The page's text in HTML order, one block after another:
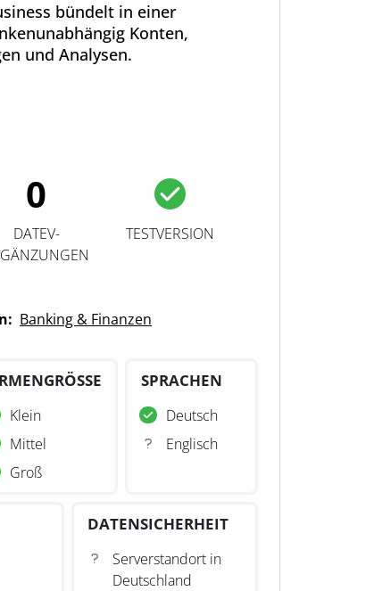
bündelt in einer
Konten,
und Analysen.
0
DATEV-
TESTVERSION
Banking & Finanzen
Klein
Mittel
Groß
SPRACHEN
Deutsch
Englisch
DATENSICHERHEIT
Serverstandort in
Deutschland